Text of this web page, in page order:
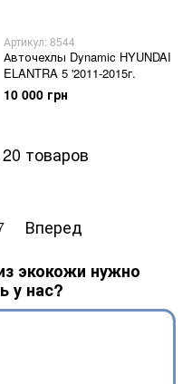
Артикул: 8544
Авточехлы Dynamic HYUNDAI
ELANTRA 5 '2011-2015г.
10 000 грн
товаров
Вперед
экокожи нужно
у нас?